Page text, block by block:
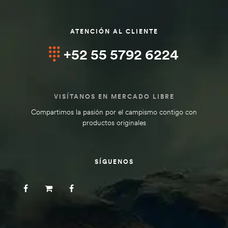
ATENCIÓN AL CLIENTE
+52 55 5792 6224
VISÍTANOS EN MERCADO LIBRE
Compartimos la pasión por el campismo contigo con
productos originales
SÍGUENOS